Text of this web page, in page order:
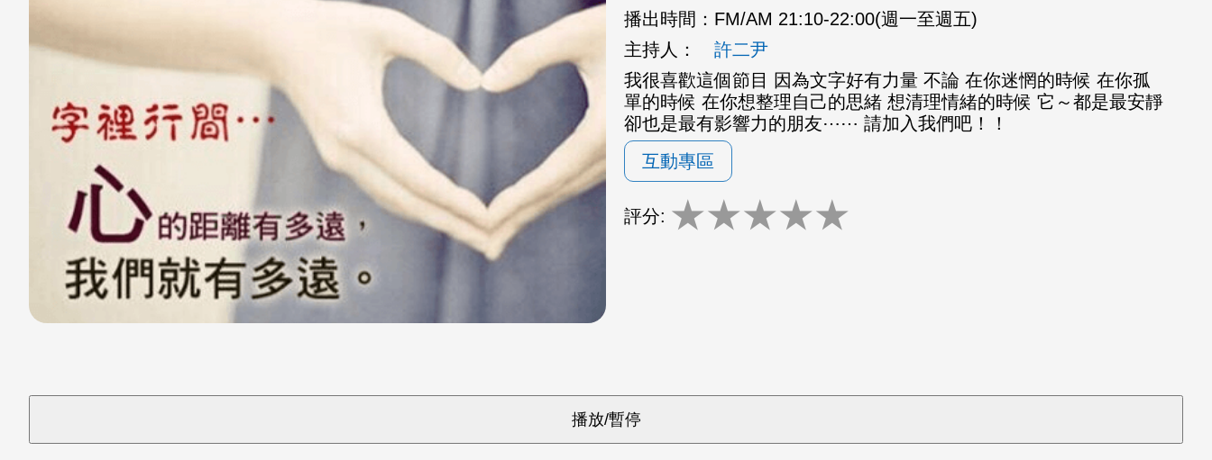
播出時間： FM/AM 21:10-22:00(週一至週五)
主持人：
許二尹
我很喜歡這個節目 因為文字好有力量 不論 在你迷惘的時候 在你孤
單的時候 在你想整理自己的思緒 想清理情緒的時候 它～都是最安靜
卻也是最有影響力的朋友⋯⋯ 請加入我們吧！！
互動專區
評分: ★★★★★